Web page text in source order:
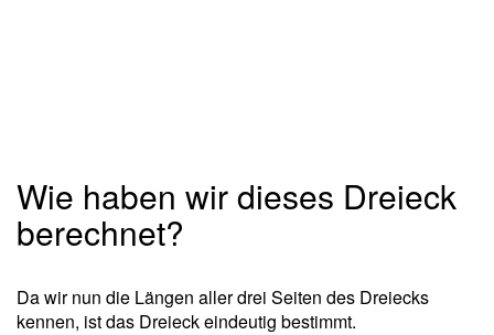
Wie haben wir dieses Dreieck
berechnet?
Da wir nun die Längen aller drei Seiten des Dreiecks
kennen, ist das Dreieck eindeutig bestimmt.